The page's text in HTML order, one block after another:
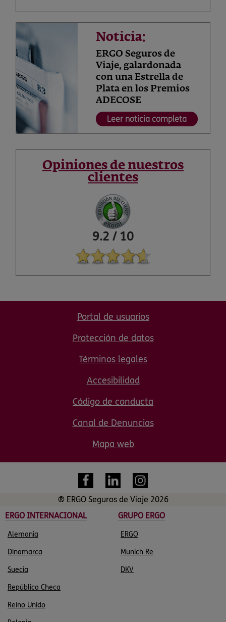
Noticia:
ERGO Seguros de
Viaje, galardonada
con una Estrella de
Plata en los Premios
ADECOSE
Leer noticia completa
Opiniones de nuestros
clientes
9.2 / 10
Portal de usuarios
Protección de datos
Términos legales
Accesibilidad
Código de conducta
Canal de Denuncias
Mapa web
® ERGO Seguros de Viaje 2026
ERGO INTERNACIONAL
GRUPO ERGO
Alemania ERGO
Dinamarca Munich Re
Suecia DKV
República Checa
Reino Unido